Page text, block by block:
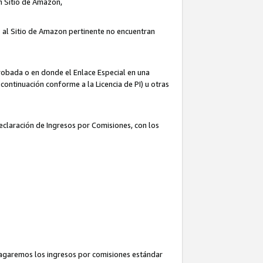
Sitio de Amazon pertinente no encuentran
o en donde el Enlace Especial en una
conforme a la Licencia de PI) u otras
de Ingresos por Comisiones, con los
los ingresos por comisiones estándar